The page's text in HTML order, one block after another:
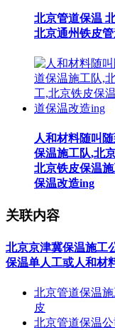
北京管道保温
北京通州铁皮
人和材料随叫
保温施工队,北
北京铁皮保温
保温改造ing
关联内容
北京京津冀保温施工
保温单人工或人和材
北京管道保温
皮
北京管道保温